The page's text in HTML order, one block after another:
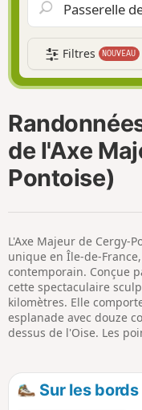
Filtres NOUVEAU
de l'Axe
Pontoise)
L'Axe Majeur de Cergy-
unique en Île-de-
contemporain. Conçue
cette spectaculaire
kilomètres. Elle
esplanade avec douze
dessus de l'Oise. Les
Sur les